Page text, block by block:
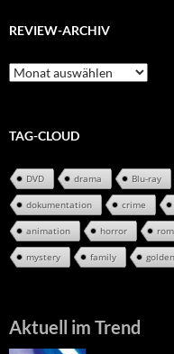
REVIEW-ARCHIV
Review-
Archiv
TAG-CLOUD
DVD drama Blu-ray
dokumentation crime
animation horror
mystery family
Aktuell im Trend